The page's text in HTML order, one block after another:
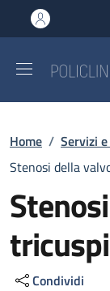
al contenuto
to footer content
Briciole
Home / Servizi
Stenosi della
Condividi